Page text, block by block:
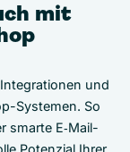
mit
und
Systemen. So
smarte E‑Mail-
Potenzial Ihrer